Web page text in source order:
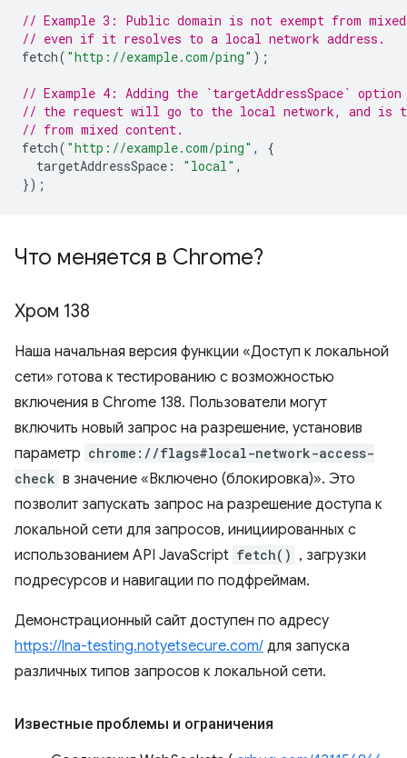
// Example 3: Public domain is not exempt from
// even if it resolves to a local network address.
fetch( "http://example.com/ping" );
// Example 4: Adding the `targetAddressSpace`
// the request will go to the local network, and is
// from mixed content.
fetch( "http://example.com/ping" ,
{
targetAddressSpace : "local" ,
});
Что меняется в Chrome?
Хром 138
Наша начальная версия функции «Доступ к локальной
сети» готова к тестированию с возможностью
включения в Chrome 138. Пользователи могут
включить новый запрос на разрешение, установив
параметр chrome://flags#local-network-access-
check в значение «Включено (блокировка)». Это
позволит запускать запрос на разрешение доступа к
локальной сети для запросов, инициированных с
использованием API JavaScript fetch() , загрузки
подресурсов и навигации по подфреймам.
Демонстрационный сайт доступен по адресу
https://lna-testing.notyetsecure.com/ для запуска
различных типов запросов к локальной сети.
Известные проблемы и ограничения